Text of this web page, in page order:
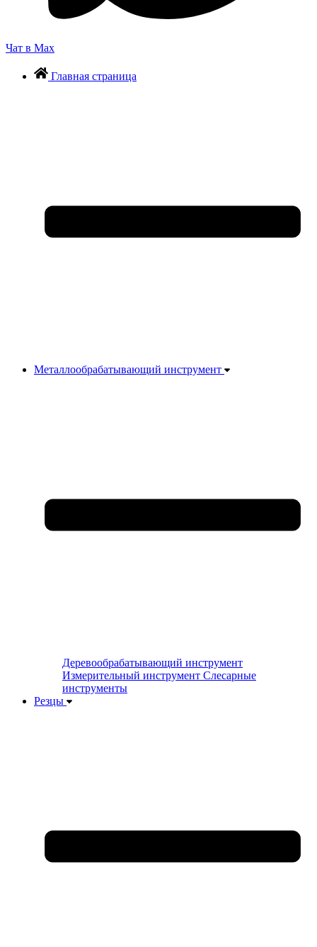
Чат в Max
Главная страница
Металлообрабатывающий инструмент
Деревообрабатывающий инструмент
Измерительный инструмент Слесарные
инструменты
Резцы